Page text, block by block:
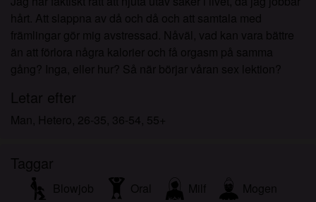
hårt. Att slappna av då och då och att samtala med
främlingar gör mig avstressad. Nåväl, vad kan vara bättre
än att förlora några kalorier och få orgasm på samma
gång? Inga, eller hur? Så när börjar våran sex lektion?
Letar efter
Man, Hetero, 26-35, 36-54, 55+
Taggar
Blowjob Oral Milf Mogen